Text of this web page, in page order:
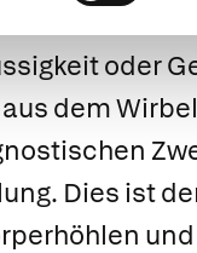
oder
dem
Dies ist
und